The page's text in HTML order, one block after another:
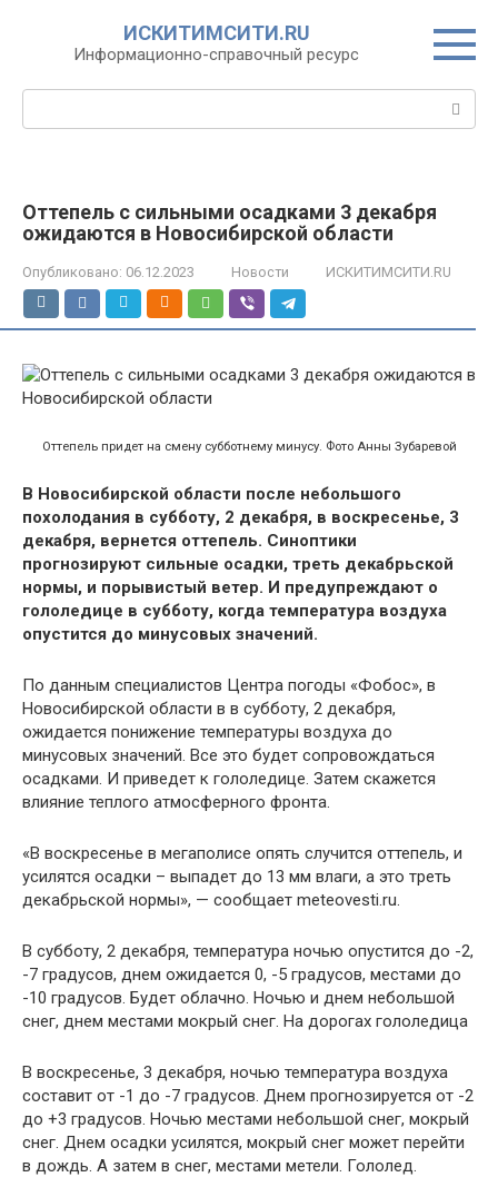
ИСКИТИМСИТИ.RU
Информационно-справочный ресурс
Оттепель с сильными осадками 3 декабря
ожидаются в Новосибирской области
Опубликовано: 06.12.2023 Новости ИСКИТИМСИТИ.RU
Оттепель придет на смену субботнему минусу. Фото Анны Зубаревой
В Новосибирской области после небольшого
похолодания в субботу, 2 декабря, в воскресенье, 3
декабря, вернется оттепель. Синоптики
прогнозируют сильные осадки, треть декабрьской
нормы, и порывистый ветер. И предупреждают о
гололедице в субботу, когда температура воздуха
опустится до минусовых значений.
По данным специалистов Центра погоды «Фобос», в
Новосибирской области в в субботу, 2 декабря,
ожидается понижение температуры воздуха до
минусовых значений. Все это будет сопровождаться
осадками. И приведет к гололедице. Затем скажется
влияние теплого атмосферного фронта.
«В воскресенье в мегаполисе опять случится оттепель, и
усилятся осадки – выпадет до 13 мм влаги, а это треть
декабрьской нормы», — сообщает meteovesti.ru.
В субботу, 2 декабря, температура ночью опустится до -2,
-7 градусов, днем ожидается 0, -5 градусов, местами до
-10 градусов. Будет облачно. Ночью и днем небольшой
снег, днем местами мокрый снег. На дорогах гололедица
В воскресенье, 3 декабря, ночью температура воздуха
составит от -1 до -7 градусов. Днем прогнозируется от -2
до +3 градусов. Ночью местами небольшой снег, мокрый
снег. Днем осадки усилятся, мокрый снег может перейти
в дождь. А затем в снег, местами метели. Гололед.